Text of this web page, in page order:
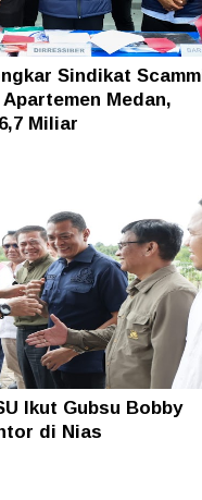
Sindikat
Medan,
Miliar
Ikut Gubsu Bobby
di Nias